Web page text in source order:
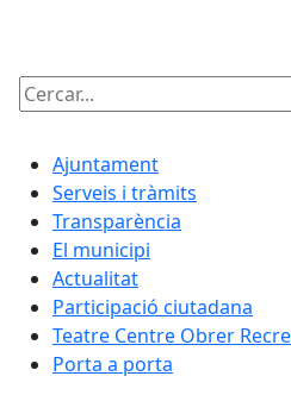
Cercar:
Ajuntament
Serveis i tràmits
Transparència
El municipi
Actualitat
Participació ciutadana
Teatre Centre Obrer
Porta a porta